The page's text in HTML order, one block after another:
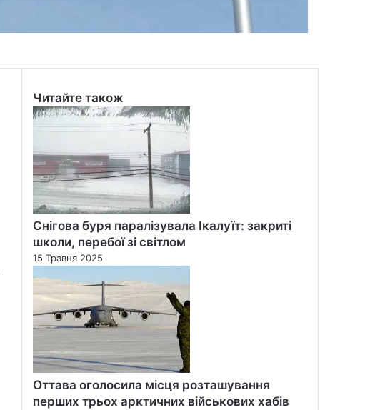
Читайте також
Close
Снігова буря паралізувала Ікалуїт: закриті
школи, перебої зі світлом
15 Травня 2025
Оттава оголосила місця розташування
перших трьох арктичних військових хабів